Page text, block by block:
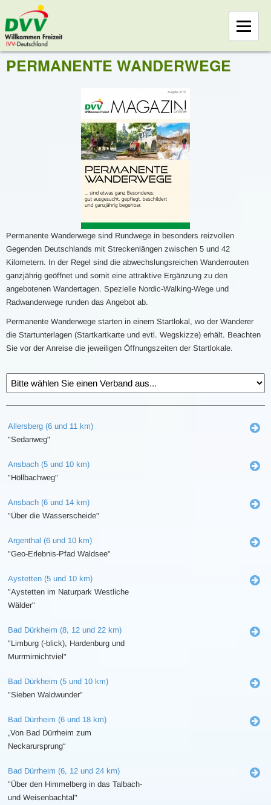
PERMANENTE WANDERWEGE
Permanente Wanderwege sind Rundwege in besonders reizvollen
Gegenden Deutschlands mit Streckenlängen zwischen 5 und 42
Kilometern. In der Regel sind die abwechslungsreichen Wanderrouten
ganzjährig geöffnet und somit eine attraktive Ergänzung zu den
angebotenen Wandertagen. Spezielle Nordic-Walking-Wege und
Radwanderwege runden das Angebot ab.
Permanente Wanderwege starten in einem Startlokal, wo der Wanderer
die Startunterlagen (Startkartkarte und evtl. Wegskizze) erhält. Beachten
Sie vor der Anreise die jeweiligen Öffnungszeiten der Startlokale.
Allersberg (6 und 11 km)
"Sedanweg"
Ansbach (5 und 10 km)
"Höllbachweg"
Ansbach (6 und 14 km)
"Über die Wasserscheide"
Argenthal (6 und 10 km)
"Geo-Erlebnis-Pfad Waldsee"
Aystetten (5 und 10 km)
"Aystetten im Naturpark Westliche
Wälder"
Bad Dürkheim (8, 12 und 22 km)
"Limburg (-blick), Hardenburg und
Murrmirnichtviel"
Bad Dürkheim (5 und 10 km)
"Sieben Waldwunder"
Bad Dürrheim (6 und 18 km)
„Von Bad Dürrheim zum
Neckarursprung“
Bad Dürrheim (6, 12 und 24 km)
"Über den Himmelberg in das Talbach-
und Weisenbachtal"